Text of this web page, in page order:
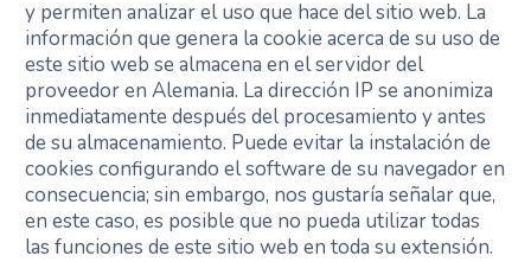
y permiten analizar el uso que hace del sitio web. La
información que genera la cookie acerca de su uso de
este sitio web se almacena en el servidor del
proveedor en Alemania. La dirección IP se anonimiza
inmediatamente después del procesamiento y antes
de su almacenamiento. Puede evitar la instalación de
cookies configurando el software de su navegador en
consecuencia; sin embargo, nos gustaría señalar que,
en este caso, es posible que no pueda utilizar todas
las funciones de este sitio web en toda su extensión.